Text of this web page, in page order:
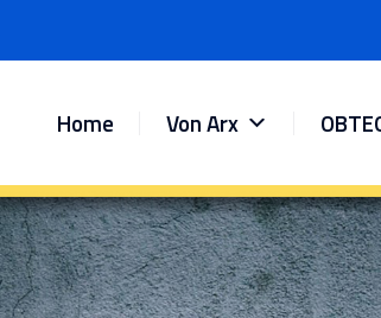
Home Von Arx